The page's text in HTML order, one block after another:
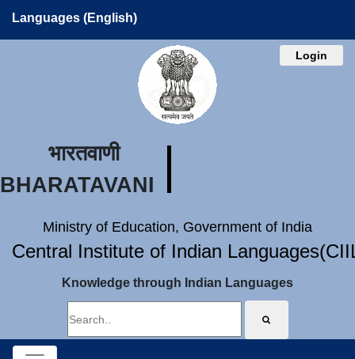
Languages (English)
Login
भारतवाणी
BHARATAVANI
Ministry of Education, Government of India
Central Institute of Indian
Knowledge through Indian Languages